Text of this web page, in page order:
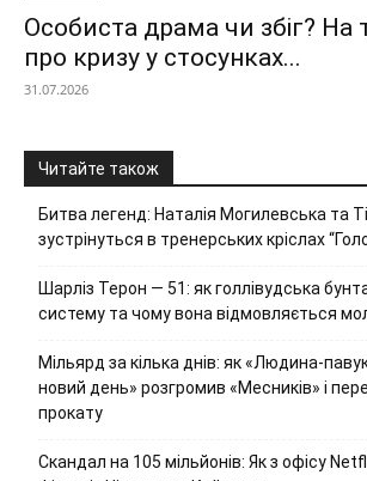
Особиста драма чи збіг? На
про кризу у стосунках...
31.07.2026
Читайте також
Битва легенд: Наталія Могилевська та
зустрінуться в тренерських кріслах
Шарліз Терон — 51: як голлівудська
систему та чому вона відмовляється
Мільярд за кілька днів: як «Людина-
новий день» розгромив «Месників» і
прокату
Скандал на 105 мільйонів: Як з офісу